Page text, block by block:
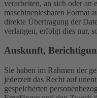
verarbeiten, an sich oder an
maschinenlesbaren Format
direkte Übertragung der
verlangen, erfolgt dies nur,
Auskunft,
Sie haben im Rahmen der
jederzeit das Recht auf
gespeicherten